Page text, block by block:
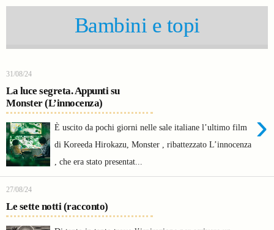
Bambini e topi
31/08/24
La luce segreta. Appunti su
Monster (L’innocenza)
›
È uscito da pochi giorni nelle sale italiane l’ultimo film
di Koreeda Hirokazu, Monster , ribattezzato L’innocenza
, che era stato presentat...
27/08/24
Le sette notti (racconto)